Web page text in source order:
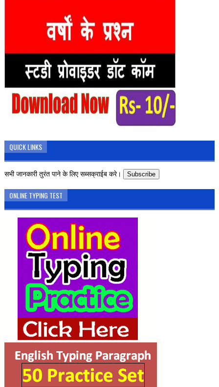
QUICK LINKS
सभी जानकारी तुरंत पाने के लिए सब्सक्राईब करे। Subscribe
ONLINE TYPING TEST